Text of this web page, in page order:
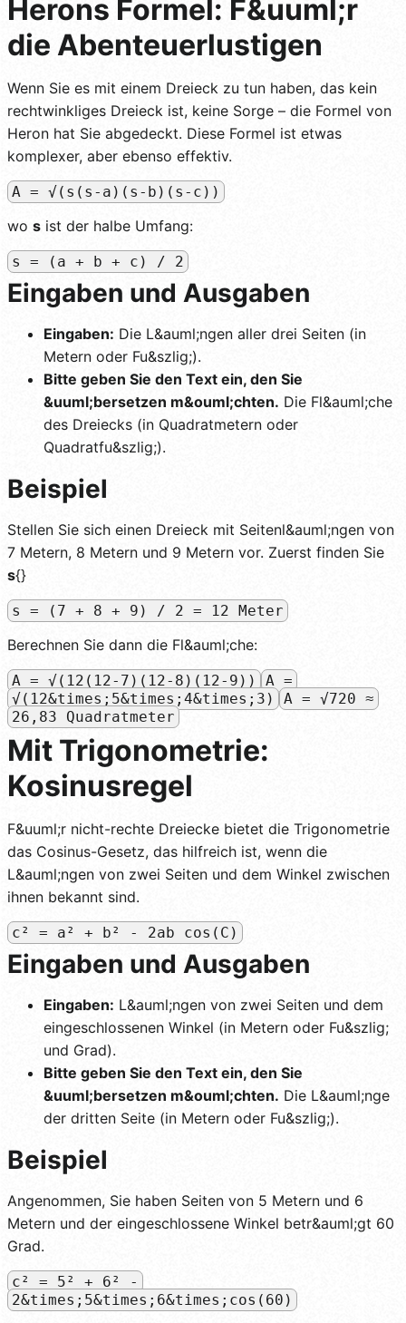
Herons Formel: F&uuml;r
die Abenteuerlustigen
Wenn Sie es mit einem Dreieck zu tun haben, das kein
rechtwinkliges Dreieck ist, keine Sorge – die Formel von
Heron hat Sie abgedeckt. Diese Formel ist etwas
komplexer, aber ebenso effektiv.
A = √(s(s-a)(s-b)(s-c))
wo s ist der halbe Umfang:
s = (a + b + c) / 2
Eingaben und Ausgaben
Eingaben: Die L&auml;ngen aller drei Seiten (in
Metern oder Fu&szlig;).
Bitte geben Sie den Text ein, den Sie
&uuml;bersetzen m&ouml;chten. Die Fl&auml;che
des Dreiecks (in Quadratmetern oder
Quadratfu&szlig;).
Beispiel
Stellen Sie sich einen Dreieck mit Seitenl&auml;ngen von
7 Metern, 8 Metern und 9 Metern vor. Zuerst finden Sie
s{}
s = (7 + 8 + 9) / 2 = 12 Meter
Berechnen Sie dann die Fl&auml;che:
A = √(12(12-7)(12-8)(12-9))
A =
√(12&times;5&times;4&times;3)
A = √720 ≈
26,83 Quadratmeter
Mit Trigonometrie:
Kosinusregel
F&uuml;r nicht-rechte Dreiecke bietet die Trigonometrie
das Cosinus-Gesetz, das hilfreich ist, wenn die
L&auml;ngen von zwei Seiten und dem Winkel zwischen
ihnen bekannt sind.
c² = a² + b² - 2ab cos(C)
Eingaben und Ausgaben
Eingaben: L&auml;ngen von zwei Seiten und dem
eingeschlossenen Winkel (in Metern oder Fu&szlig;
und Grad).
Bitte geben Sie den Text ein, den Sie
&uuml;bersetzen m&ouml;chten. Die L&auml;nge
der dritten Seite (in Metern oder Fu&szlig;).
Beispiel
Angenommen, Sie haben Seiten von 5 Metern und 6
Metern und der eingeschlossene Winkel betr&auml;gt 60
Grad.
c² = 5² + 6² -
2&times;5&times;6&times;cos(60)